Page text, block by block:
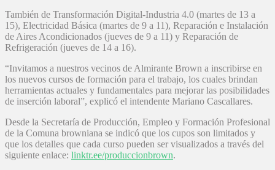
También de Transformación Digital-Industria 4.0 (martes de 13 a
15), Electricidad Básica (martes de 9 a 11), Reparación e Instalación
de Aires Acondicionados (jueves de 9 a 11) y Reparación de
Refrigeración (jueves de 14 a 16).
“Invitamos a nuestros vecinos de Almirante Brown a inscribirse en
los nuevos cursos de formación para el trabajo, los cuales brindan
herramientas actuales y fundamentales para mejorar las posibilidades
de inserción laboral”, explicó el intendente Mariano Cascallares.
Desde la Secretaría de Producción, Empleo y Formación Profesional
de la Comuna browniana se indicó que los cupos son limitados y
que los detalles que cada curso pueden ser visualizados a través del
siguiente enlace: linktr.ee/produccionbrown.